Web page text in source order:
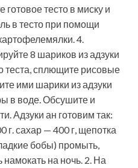
готовое тесто в миску и
в тесто при помощи
4.
8 шариков из адзуки
теста, сплющите рисовые
ими шарики из адзуки
в воде. Обсушите и
Адзуки ан готовим так:
г. сахар — 400 г, щепотка
бобы) промыть,
намокать на ночь. 2. На